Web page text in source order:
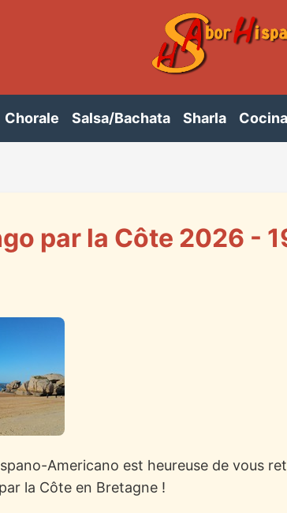
Chorale Salsa/Bachata Sharla Cocina
par la Côte 2026 -
Americano est heureuse de vous
la Côte en Bretagne !